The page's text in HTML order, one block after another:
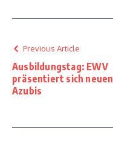
Previous Article
Ausbildungstag: EWV
präsentiert sich neuen
Azubis